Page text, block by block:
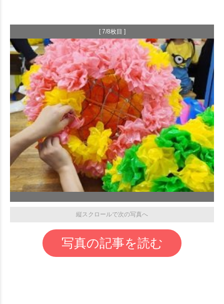
[ 7/8枚目 ]
縦スクロールで次の写真へ
写真の記事を読む